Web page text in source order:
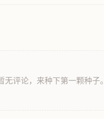
无评论，来种下第一颗种子。